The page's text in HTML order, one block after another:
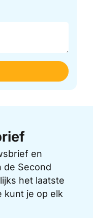
en
de Second
het laatste
kunt je op elk